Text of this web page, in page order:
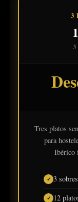
3
Tres platos
para
Ibérico
3
12